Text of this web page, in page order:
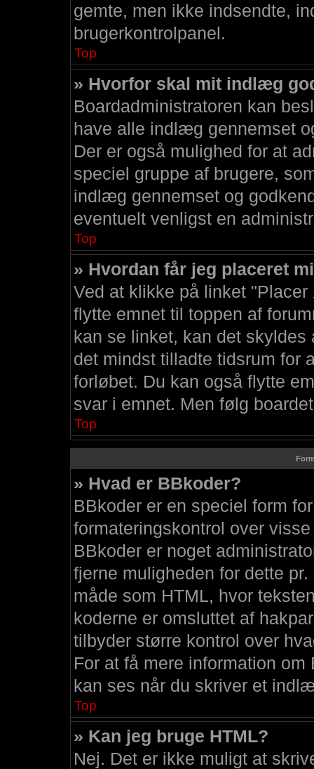
gemte, men ikke indsendte,
brugerkontrolpanel.
Top
» Hvorfor skal mit indlæg
Boardadministratoren kan
have alle indlæg gennemset
Der er også mulighed for at
speciel gruppe af brugere,
indlæg gennemset og
eventuelt venligst en
Top
» Hvordan får jeg placeret
Ved at klikke på linket
flytte emnet til toppen af
kan se linket, kan det
det mindst tilladte tidsrum for
forløbet. Du kan også flytte
svar i emnet. Men følg
Top
» Hvad er BBkoder?
BBkoder er en speciel form
formateringskontrol over
BBkoder er noget
fjerne muligheden for dette
måde som HTML, hvor
koderne er omsluttet af
tilbyder større kontrol over
For at få mere information
kan ses når du skriver et
Top
» Kan jeg bruge HTML?
Nej. Det er ikke muligt at